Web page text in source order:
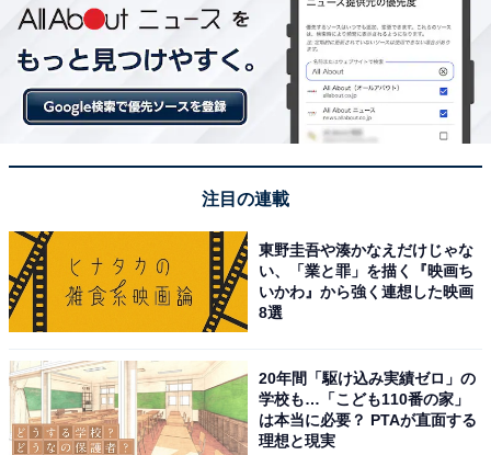
Amazonで見る
SwitchBot「スマートリモコン ハブ3」
SwitchBot スマートリモコン ハブ3 赤外線家電を管理
Alexa - 2.4インチモニター付き スイッチボット 学習リモ
ケジュール シーンで家電一括操作 遠隔操作 節電·省エネ
Google Home IFTTT Siri SmartThingsに対応 Hub3
Amazonで見る
注目の連載
東野圭吾や湊かなえだけじゃな
い、「業と罪」を描く『映画ち
いかわ』から強く連想した映画
8選
20年間「駆け込み実績ゼロ」の
学校も…「こども110番の家」
は本当に必要？ PTAが直面する
理想と現実